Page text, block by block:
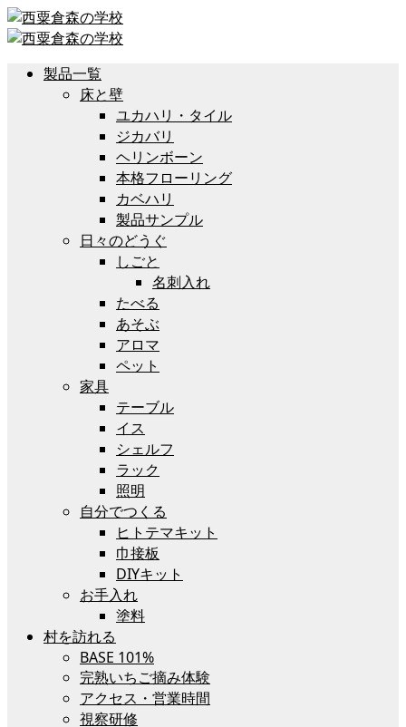
製品一覧
床と壁
ユカハリ・タイル
ジカバリ
ヘリンボーン
本格フローリング
カベハリ
製品サンプル
日々のどうぐ
しごと
名刺入れ
たべる
あそぶ
アロマ
ペット
家具
テーブル
イス
シェルフ
ラック
照明
自分でつくる
ヒトテマキット
巾接板
DIYキット
お手入れ
塗料
村を訪れる
BASE 101%
完熟いちご摘み体験
アクセス・営業時間
視察研修